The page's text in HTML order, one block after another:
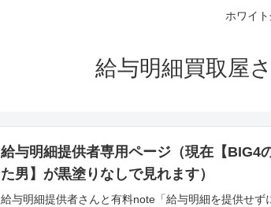
ホワイ
給与明細買取屋
給与明細提供者専用ページ（現在【BIG4
た男】が黒塗りなしで見れます）
給与明細提供者さんと有料note「給与明細を提供せ